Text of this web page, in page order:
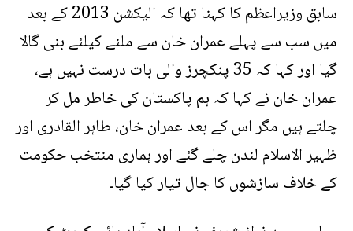
سابق وزیراعظم کا کہنا تھا کہ الیکشن 2013 کے بعد
میں سب سے پہلے عمران خان سے ملنے کیلئے بنی گالا
گیا اور کہا کہ 35 پنکچرز والی بات درست نہیں ہے،
عمران خان نے کہا کہ ہم پاکستان کی خاطر مل کر
چلتے ہیں مگر اس کے بعد عمران خان، طاہر القادری اور
ظہیر الاسلام لندن چلے گئے اور ہماری منتخب حکومت
کے خلاف سازشوں کا جال تیار کیا گیا۔